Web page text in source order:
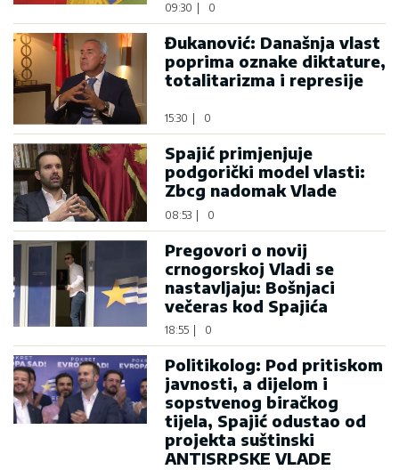
09:30 0
Đukanović: Današnja vlast
poprima oznake diktature,
totalitarizma i represije
15:30 0
Spajić primjenjuje
podgorički model vlasti:
Zbcg nadomak Vlade
08:53 0
Pregovori o novij
crnogorskoj Vladi se
nastavljaju: Bošnjaci
večeras kod Spajića
18:55 0
Politikolog: Pod pritiskom
javnosti, a dijelom i
sopstvenog biračkog
tijela, Spajić odustao od
projekta suštinski
ANTISRPSKE VLADE